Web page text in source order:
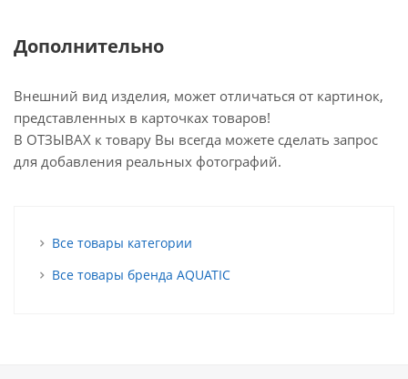
Дополнительно
Внешний вид изделия, может отличаться от картинок,
представленных в карточках товаров!
В ОТЗЫВАХ к товару Вы всегда можете сделать запрос
для добавления реальных фотографий.
Все товары категории
Все товары бренда AQUATIC